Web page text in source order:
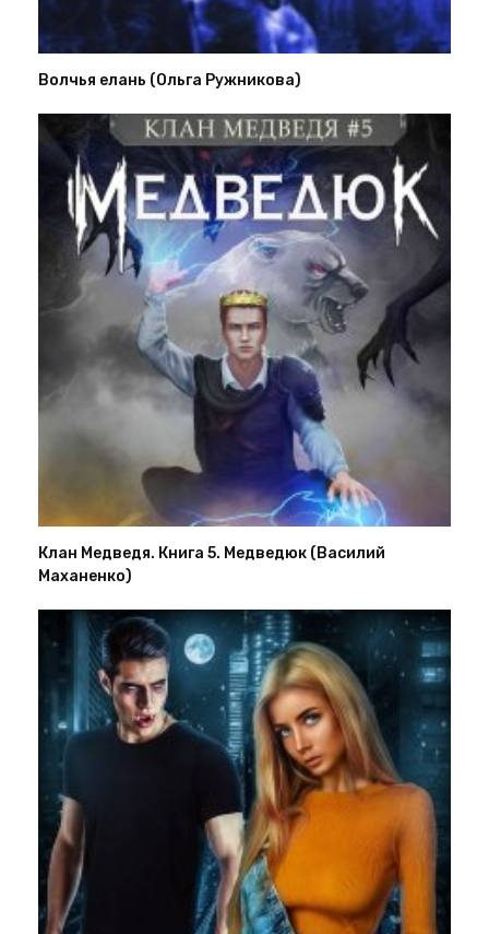
Волчья елань (Ольга Ружникова)
Клан Медведя. Книга 5. Медведюк (Василий
Маханенко)